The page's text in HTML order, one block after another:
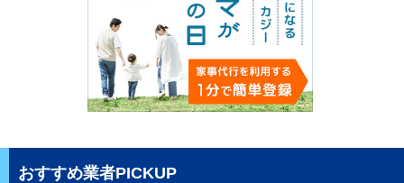
おすすめ業者PICKUP